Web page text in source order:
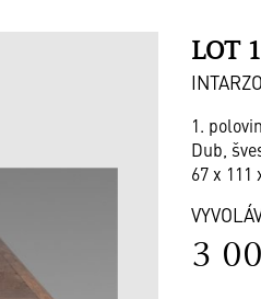
LOT
1.
Dub,
67 x 111
3